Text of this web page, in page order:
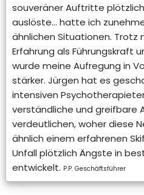
souveräner Auftritte
auslöste… hatte ich
ähnlichen Situationen. Trotz
Erfahrung als Führungskraft
wurde meine Aufregung in
stärker. Jürgen hat es
intensiven
verständliche und greifbare
verdeutlichen, woher diese
ähnlich einem erfahrenen
Unfall plötzlich Ängste in
entwickelt. P.P. Geschäftsführer